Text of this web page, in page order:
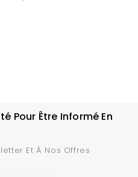
Pour Être Informé En
Et À Nos Offres